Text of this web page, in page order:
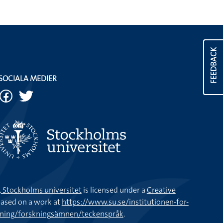
FEEDBACK
MEDIER
universitetis licensed under aCreative
on a work athttps://www.su.se/institutionen-for-
forskningsämnen/teckenspråk.